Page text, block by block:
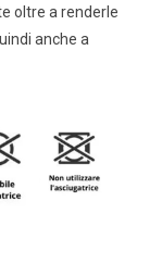
oltre a renderle
anche a